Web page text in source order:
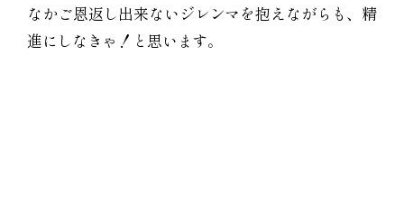
なかご恩返し出来ないジレンマを抱えながらも、精
進にしなきゃ！と思います。